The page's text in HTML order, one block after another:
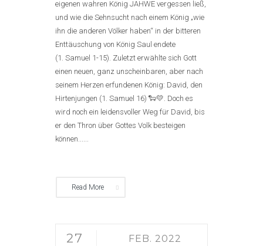
eigenen wahren König JAHWE vergessen ließ,
und wie die Sehnsucht nach einem König „wie
ihn die anderen Völker haben“ in der bitteren
Enttäuschung von König Saul endete
(1. Samuel 1-15). Zuletzt erwählte sich Gott
einen neuen, ganz unscheinbaren, aber nach
seinem Herzen erfundenen König: David, den
Hirtenjungen (1. Samuel 16) 🐑💛. Doch es
wird noch ein leidensvoller Weg für David, bis
er den Thron über Gottes Volk besteigen
können......
Read More
27 FEB. 2022